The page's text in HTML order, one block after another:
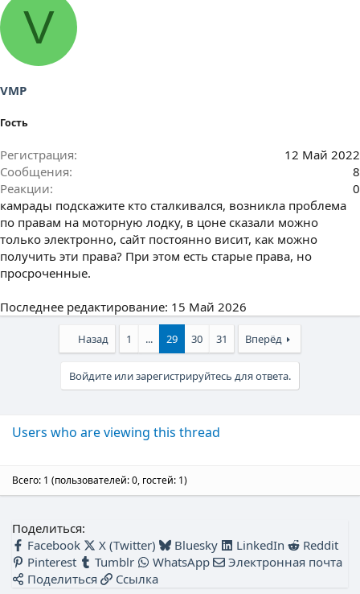
V
VMP
Гость
Регистрация
12 Май 2022
Сообщения
8
Реакции
0
камрады подскажите кто сталкивался, возникла проблема
по правам на моторную лодку, в цоне сказали можно
только электронно, сайт постоянно висит, как можно
получить эти права? При этом есть старые права, но
просроченные.
Последнее редактирование: 15 Май 2026
Назад 1 ... 29 30 31 Вперёд
Войдите или зарегистрируйтесь для ответа.
Users who are viewing this thread
Всего: 1 (пользователей: 0, гостей: 1)
Поделиться:
Facebook
X (Twitter) Bluesky LinkedIn
Reddit
Pinterest
Tumblr WhatsApp
Электронная почта
Поделиться
Ссылка